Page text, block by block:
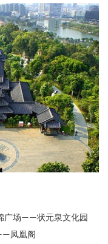
广场——状元泉文化园
凤凰阁